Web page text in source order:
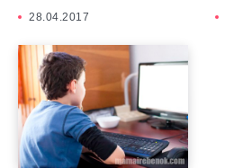
28.04.2017